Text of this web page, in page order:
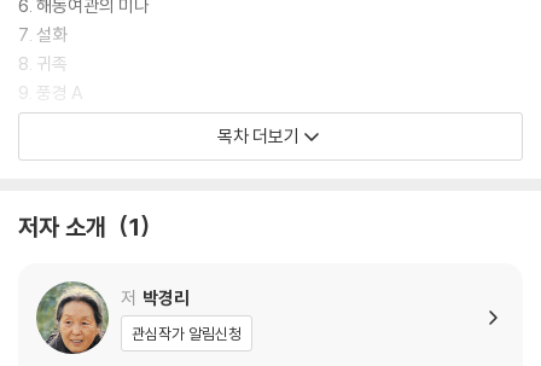
6. 해동여관의 미나
7. 설화
8. 귀족
9. 풍경 A
10. 풍경 B
14. 쌍두아
16. 벽지
17. 어느 정오의 결정
18. 집
목차 더보기
저자 소개 1
저 박경리
관심작가 알림신청